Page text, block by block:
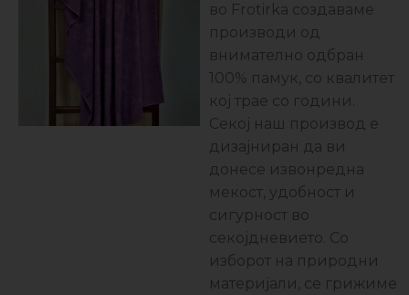
во Frotirka создаваме
производи од
внимателно одбран
100% памук, со квалитет
кој трае со години.
Секој наш производ е
дизајниран да ви
донесе извонредна
мекост, удобност и
сигурност во
секојдневието. Со
изборот на природни
материјали, се грижиме